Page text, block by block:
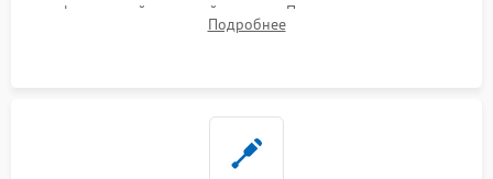
инфракрасной паяльной станции. Прошивка микросхемы
BIOS или замена поврежденных портов USB
Подробнее